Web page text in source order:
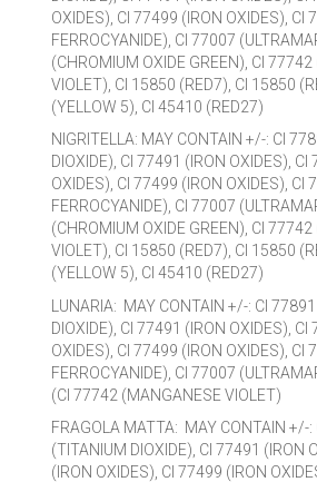
OXIDES), CI 77499 (IRON OXIDES), CI
FERROCYANIDE), CI 77007
(CHROMIUM OXIDE GREEN), CI
VIOLET), CI 15850 (RED7), CI 15850
(YELLOW 5), CI 45410 (RED27)
NIGRITELLA: MAY CONTAIN +/-: CI
DIOXIDE), CI 77491 (IRON OXIDES), CI
OXIDES), CI 77499 (IRON OXIDES), CI
FERROCYANIDE), CI 77007
(CHROMIUM OXIDE GREEN), CI
VIOLET), CI 15850 (RED7), CI 15850
(YELLOW 5), CI 45410 (RED27)
LUNARIA: MAY CONTAIN +/-: CI
DIOXIDE), CI 77491 (IRON OXIDES), CI
OXIDES), CI 77499 (IRON OXIDES), CI
FERROCYANIDE), CI 77007
(CI 77742 (MANGANESE VIOLET)
FRAGOLA MATTA: MAY CONTAIN +/-:
(TITANIUM DIOXIDE), CI 77491 (IRON
(IRON OXIDES), CI 77499 (IRON